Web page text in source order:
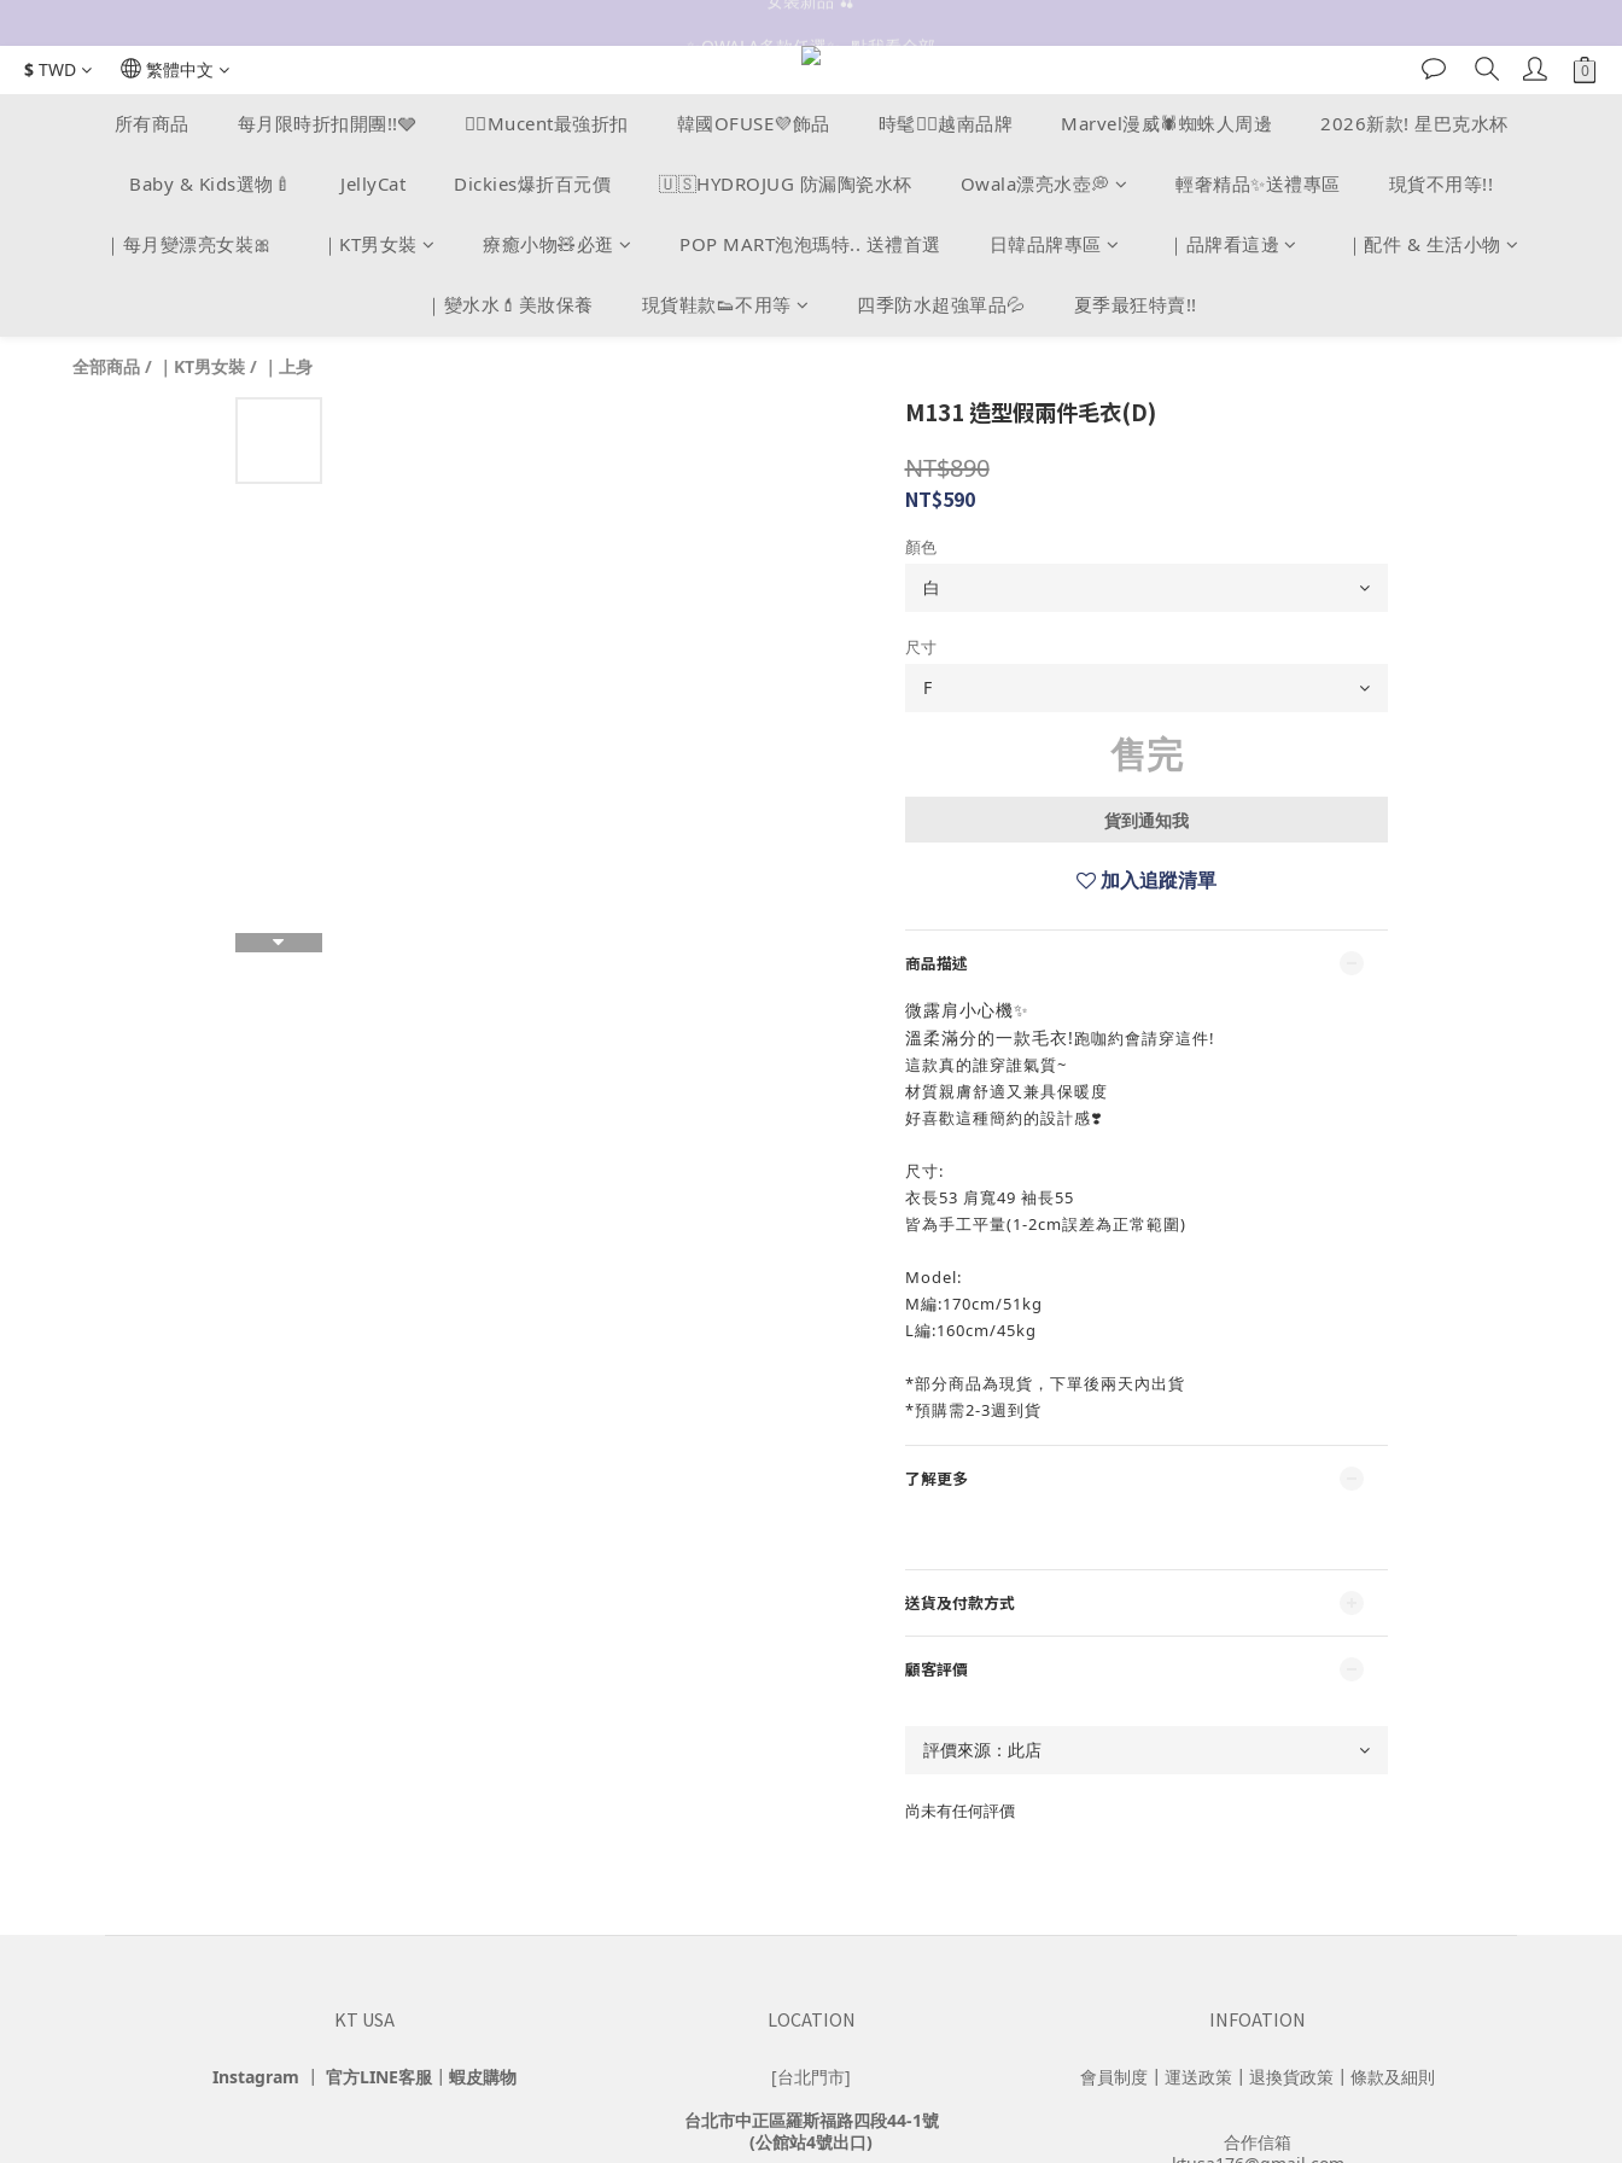
$ TWD 繁體中文
所有商品 每月限時折扣開團!!🩶 ❤️‍🔥Mucent最強折扣 韓國OFUSE💜飾品 時髦❤️‍🔥越南品牌 Marvel漫威🕷️蜘蛛人周邊 2026新款! 星巴克水杯
Baby & Kids選物🍼 JellyCat Dickies爆折百元價 🇺🇸HYDROJUG 防漏陶瓷水杯 Owala漂亮水壺💭 輕奢精品✨送禮專區 現貨不用等!!
｜每月變漂亮女裝🎀 ｜KT男女裝 療癒小物🧸必逛 POP MART泡泡瑪特.. 送禮首選 日韓品牌專區 ｜品牌看這邊 ｜配件 & 生活小物
｜變水水💄美妝保養 現貨鞋款👟不用等 四季防水超強單品💦 夏季最狂特賣!!
全部商品 / ｜KT男女裝 / ｜上身
M131 造型假兩件毛衣(D)
NT$890
NT$590
顏色
尺寸
售完
貨到通知我
加入追蹤清單
商品描述
微露肩小心機✨
溫柔滿分的一款毛衣!跑咖約會請穿這件!
這款真的誰穿誰氣質~
材質親膚舒適又兼具保暖度
好喜歡這種簡約的設計感❣️
尺寸:
衣長53 肩寬49 袖長55
皆為手工平量(1-2cm誤差為正常範圍)
Model:
M編:170cm/51kg
L編:160cm/45kg
*部分商品為現貨，下單後兩天內出貨
*預購需2-3週到貨
了解更多
送貨及付款方式
顧客評價
尚未有任何評價
KT USA
Instagram ┃ 官方LINE客服 ┃ 蝦皮購物
LOCATION
[台北門市]
台北市中正區羅斯福路四段44-1號
(公館站4號出口)
INFOATION
會員制度 ┃ 運送政策 ┃ 退換貨政策 ┃ 條款及細則
合作信箱